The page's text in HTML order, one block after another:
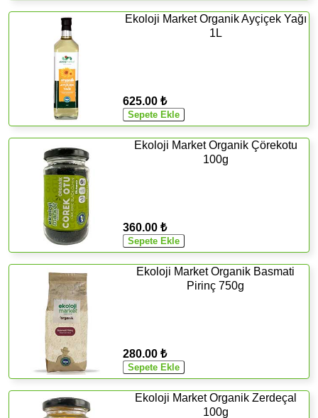
Ekoloji Market Organik Ayçiçek Yağı
1L
625.00 ₺
Ekoloji Market Organik Çörekotu
100g
360.00 ₺
Ekoloji Market Organik Basmati
Pirinç 750g
280.00 ₺
Ekoloji Market Organik Zerdeçal
100g